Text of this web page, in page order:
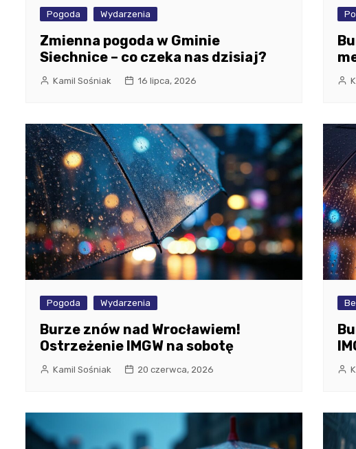
Pogoda Wydarzenia
Zmienna pogoda w Gminie
Siechnice – co czeka nas dzisiaj?
Kamil Sośniak 16 lipca, 2026
Pogoda Wydarzenia
Burze znów nad Wrocławiem!
Ostrzeżenie IMGW na sobotę
Kamil Sośniak 20 czerwca, 2026